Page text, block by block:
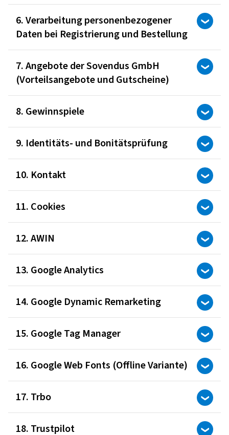
6. Verarbeitung personenbezogener
Daten bei Registrierung und Bestellung
7. Angebote der Sovendus GmbH
(Vorteilsangebote und Gutscheine)
8. Gewinnspiele
9. Identitäts- und Bonitätsprüfung
10. Kontakt
11. Cookies
12. AWIN
13. Google Analytics
14. Google Dynamic Remarketing
15. Google Tag Manager
16. Google Web Fonts (Offline Variante)
17. Trbo
18. Trustpilot